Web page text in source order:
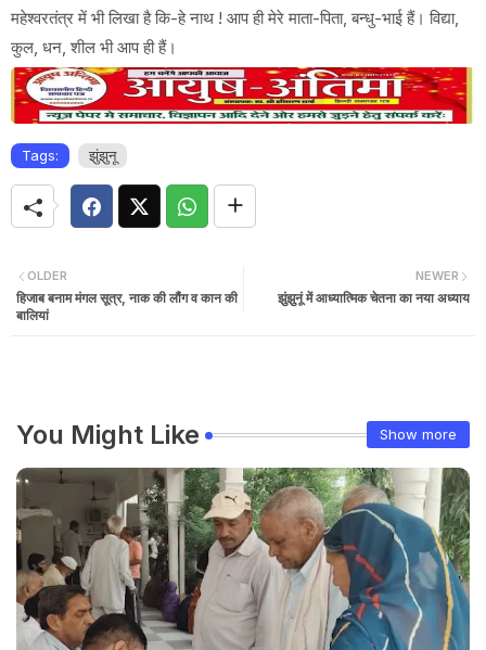
महेश्वरतंत्र में भी लिखा है कि-हे नाथ ! आप ही मेरे माता-पिता, बन्धु-भाई हैं। विद्या,
कुल, धन, शील भी आप ही हैं।
Tags: झुंझुनू
NEWER
झुंझुनूं में आध्यात्मिक चेतना का नया अध्याय
OLDER
हिजाब बनाम मंगल सूत्र, नाक की लौंग व कान की
बालियां
You Might Like Show more